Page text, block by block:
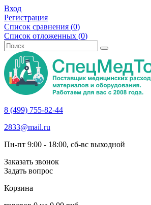
Вход
Регистрация
Список сравнения (0)
Список отложенных (0)
8 (499) 755-82-44
2833@mail.ru
Пн-пт 9:00 - 18:00, сб-вс выходной
Заказать звонок
Задать вопрос
Корзина